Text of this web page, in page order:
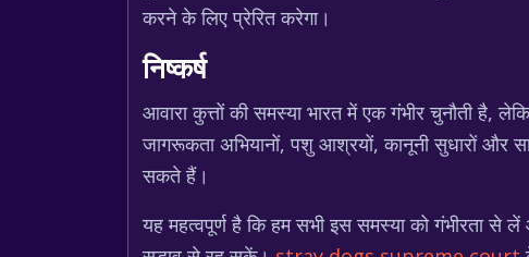
करने के लिए प्रेरित करेगा।
निष्कर्ष
आवारा कुत्तों की समस्या भारत में एक गंभीर चुनौती है,
जागरूकता अभियानों, पशु आश्रयों, कानूनी सुधारों और
सकते हैं।
यह महत्वपूर्ण है कि हम सभी इस समस्या को गंभीरता